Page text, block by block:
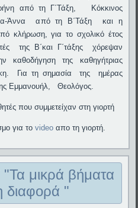
από τη Γ΄Τάξη,
Κόκκινος
Άννα από τη Β΄Τάξη και η
κλήρωση, για το σχολικό έτος
της Β΄και Γ΄τάξης χόρεψαν
καθοδήγηση της καθηγήτριας
Για τη σημασία της ημέρας
Εμμανουήλ, Θεολόγος.
που συμμετείχαν στη γιορτή
για τοvideo απο τη γιορτή.
μικρά βήματα
διαφορά "